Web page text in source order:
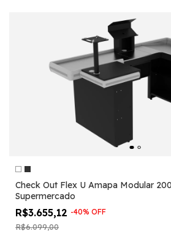
Check Out Flex U Amapa Modular
Supermercado
R$3.655,12 -40% OFF
R$6.099,00